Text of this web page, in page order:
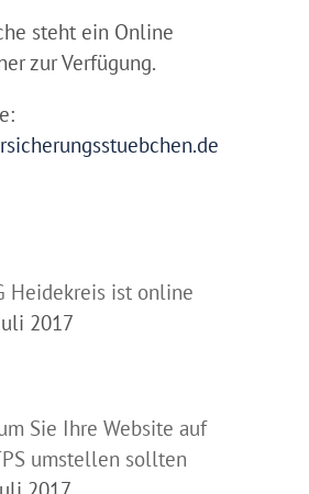
steht ein Online
zur Verfügung.
Heidekreis ist online
2017
Sie Ihre Website auf
umstellen sollten